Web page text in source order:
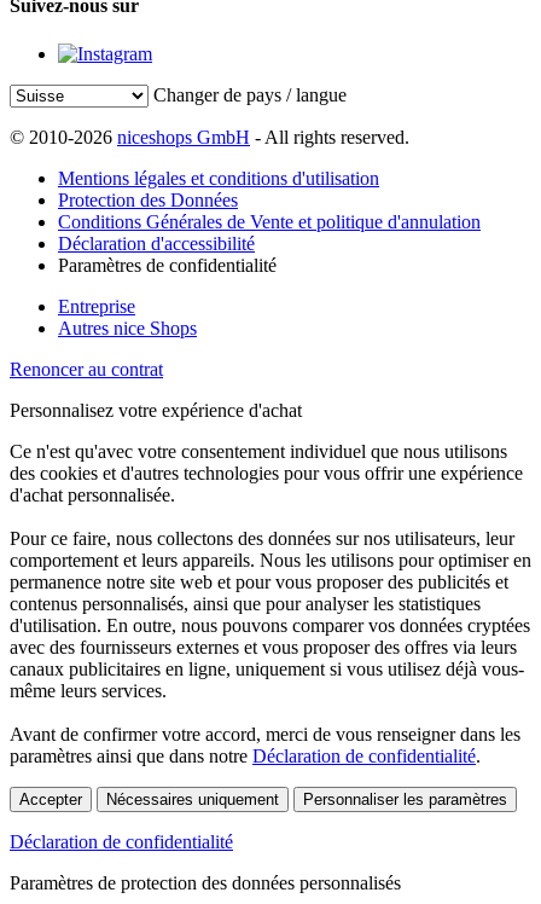
Suivez-nous sur
Changer de pays / langue
© 2010-2026 niceshops GmbH - All rights reserved.
Mentions légales et conditions d'utilisation
Protection des Données
Conditions Générales de Vente et politique d'annulation
Déclaration d'accessibilité
Paramètres de confidentialité
Entreprise
Autres nice Shops
Renoncer au contrat
Personnalisez votre expérience d'achat
Ce n'est qu'avec votre consentement individuel que nous utilisons
des cookies et d'autres technologies pour vous offrir une expérience
d'achat personnalisée.
Pour ce faire, nous collectons des données sur nos utilisateurs, leur
comportement et leurs appareils. Nous les utilisons pour optimiser en
permanence notre site web et pour vous proposer des publicités et
contenus personnalisés, ainsi que pour analyser les statistiques
d'utilisation. En outre, nous pouvons comparer vos données cryptées
avec des fournisseurs externes et vous proposer des offres via leurs
canaux publicitaires en ligne, uniquement si vous utilisez déjà vous-
même leurs services.
Avant de confirmer votre accord, merci de vous renseigner dans les
paramètres ainsi que dans notre Déclaration de confidentialité.
Accepter Nécessaires uniquement Personnaliser les paramètres
Déclaration de confidentialité
Paramètres de protection des données personnalisés